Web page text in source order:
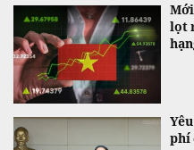
lọt
phí